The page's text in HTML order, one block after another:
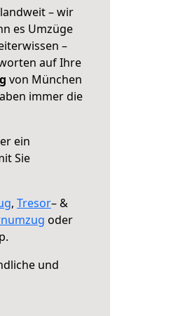
– wir
es Umzüge
–
auf Ihre
von München
immer die
ein
Sie
, Tresor– &
oder
und